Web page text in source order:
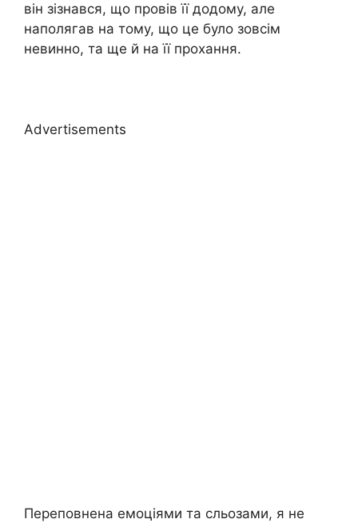
він зізнався, що провів її додому, але
наполягав на тому, що це було зовсім
невинно, та ще й на її прохання.
Advertisements
Переповнена емоціями та сльозами, я не